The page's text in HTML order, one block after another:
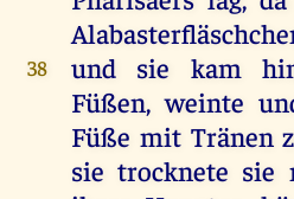
38 und sie kam
Füßen,weinte
Füße mit Tränen
sie trocknete sie